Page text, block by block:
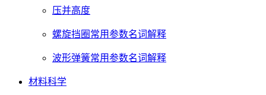
压并高度
螺旋挡圈常用参数名词解释
波形弹簧常用参数名词解释
材料科学